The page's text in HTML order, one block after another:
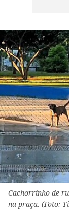
Cachorrinho de
na praça. (Foto: